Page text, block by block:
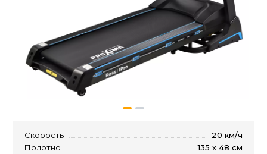
Скорость
20 км/ч
Полотно
135 х 48 см